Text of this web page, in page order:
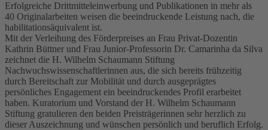
Erfolgreiche Drittmitteleinwerbung und Publikationen in mehr als
40 Originalarbeiten weisen die beeindruckende Leistung nach, die
habilitationsäquivalent ist.
Mit der Verleihung des Förderpreises an Frau Privat-Dozentin
Kathrin Büttner und Frau Junior-Professorin Dr. Camarinha da Silva
zeichnet die H. Wilhelm Schaumann Stiftung
Nachwuchswissenschaftlerinnen aus, die sich bereits frühzeitig
durch Bereitschaft zur Mobilität und durch ausgeprägtes
persönliches Engagement ein beeindruckendes Profil erarbeitet
haben. Kuratorium und Vorstand der H. Wilhelm Schaumann
Stiftung gratulieren den beiden Preisträgerinnen sehr herzlich zu
dieser Auszeichnung und wünschen persönlich und beruflich Erfolg.